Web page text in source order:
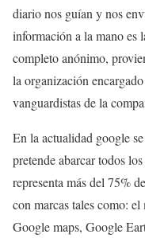
diario nos guían y nos
información a la mano es
completo anónimo,
la organización
vanguardistas de la
En la actualidad google
pretende abarcar todos
representa más del 75%
con marcas tales como:
Google maps, Google